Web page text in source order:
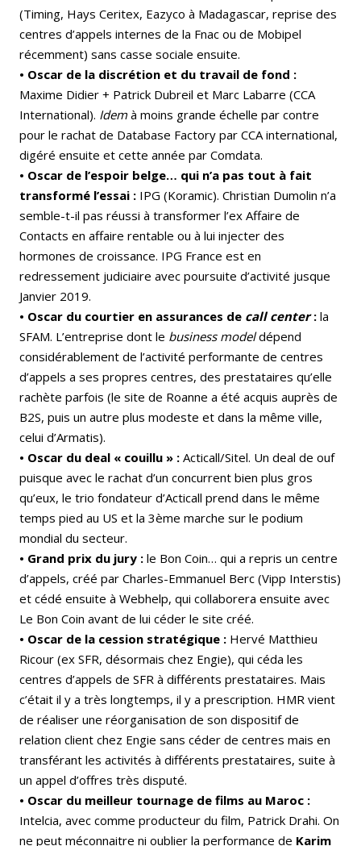
(Timing, Hays Ceritex, Eazyco à Madagascar, reprise des
centres d’appels internes de la Fnac ou de Mobipel
récemment) sans casse sociale ensuite.
• Oscar de la discrétion et du travail de fond :
Maxime Didier + Patrick Dubreil et Marc Labarre (CCA
International). Idemà moins grande échelle par contre
pour le rachat de Database Factory par CCA international,
digéré ensuite et cette année par Comdata.
• Oscar de l’espoir belge… qui n’a pas tout à fait
transformé l’essai : IPG (Koramic). Christian Dumolin n’a
semble-t-il pas réussi à transformer l’ex Affaire de
Contacts en affaire rentable ou à lui injecter des
hormones de croissance. IPG France est en
redressement judiciaire avec poursuite d’activité jusque
Janvier 2019.
• Oscar du courtier en assurances de call center: la
SFAM. L’entreprise dont le business modeldépend
considérablement de l’activité performante de centres
d’appels a ses propres centres, des prestataires qu’elle
rachète parfois (le site de Roanne a été acquis auprès de
B2S, puis un autre plus modeste et dans la même ville,
celui d’Armatis).
• Oscar du deal « couillu » : Acticall/Sitel. Un deal de ouf
puisque avec le rachat d’un concurrent bien plus gros
qu’eux, le trio fondateur d’Acticall prend dans le même
temps pied au US et la 3ème marche sur le podium
mondial du secteur.
• Grand prix du jury : le Bon Coin… qui a repris un centre
d’appels, créé par Charles-Emmanuel Berc (Vipp Interstis)
et cédé ensuite à Webhelp, qui collaborera ensuite avec
Le Bon Coin avant de lui céder le site créé.
• Oscar de la cession stratégique : Hervé Matthieu
Ricour (ex SFR, désormais chez Engie), qui céda les
centres d’appels de SFR à différents prestataires. Mais
c’était il y a très longtemps, il y a prescription. HMR vient
de réaliser une réorganisation de son dispositif de
relation client chez Engie sans céder de centres mais en
transférant les activités à différents prestataires, suite à
un appel d’offres très disputé.
• Oscar du meilleur tournage de films au Maroc :
Intelcia, avec comme producteur du film, Patrick Drahi. On
ne peut méconnaitre ni oublier la performance de Karim